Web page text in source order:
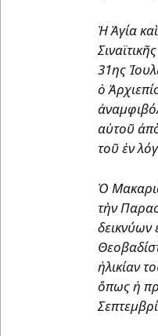
Ἡ Ἁγία
31ης
ὁ
αὐτοῦ
τοῦ ἐν
Ὁ
τὴν
δεικνύων
ἡλικίαν
ὅπως ἡ